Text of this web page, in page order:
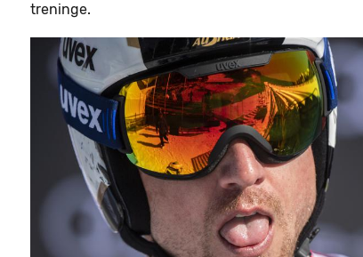
treninge.